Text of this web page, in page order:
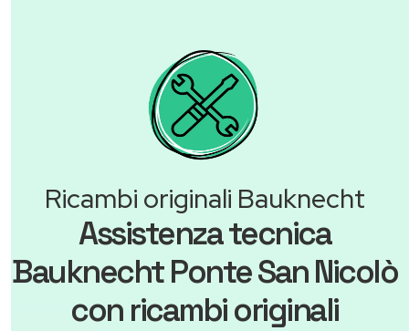
Ricambi originali Bauknecht
Assistenza tecnica
Bauknecht Ponte San Nicolò
con ricambi originali